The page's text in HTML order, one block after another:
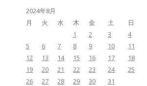
2024年8月
月
火 水 木 金 土 日
1 2 3
4
5
6 7 8 9 10
11
12
13 14 15 16 17
18
19
20 21 22 23 24
25
26
27 28 29 30 31